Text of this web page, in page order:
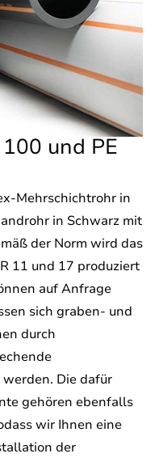
und PE
Mehrschichtrohr in
in Schwarz mit
der Norm wird das
11 und 17 produziert
auf Anfrage
sich graben- und
durch
Die dafür
gehören ebenfalls
wir Ihnen eine
der